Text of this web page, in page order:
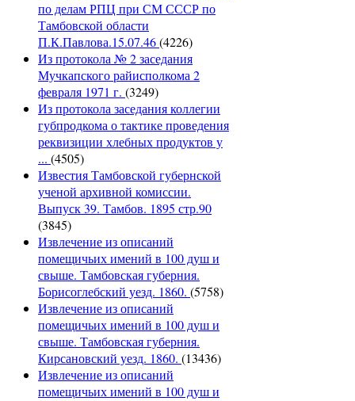
по делам РПЦ при СМ СССР по
Тамбовской области
П.К.Павлова.15.07.46(4226)
Из протокола № 2 заседания
Мучкапского райисполкома 2
февраля 1971 г. (3249)
Из протокола заседания коллегии
губпродкома о тактике проведения
реквизиции хлебных продуктов у
... (4505)
Известия Тамбовской губернской
ученой архивной комиссии.
Выпуск 39. Тамбов. 1895 стр.90
(3845)
Извлечение из описаний
помещичьих имений в 100 душ и
свыше. Тамбовская губерния.
Борисоглебский уезд. 1860. (5758)
Извлечение из описаний
помещичьих имений в 100 душ и
свыше. Тамбовская губерния.
Кирсановский уезд. 1860. (13436)
Извлечение из описаний
помещичьих имений в 100 душ и